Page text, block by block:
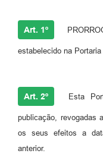
Art. 1º
estabelecido na Portaria
Art. 2º Esta
publicação, revogadas
os seus efeitos a
anterior.